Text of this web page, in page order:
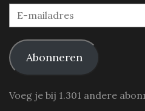
E-
mailadres
Abonneren
Voeg je bij 1.301 andere